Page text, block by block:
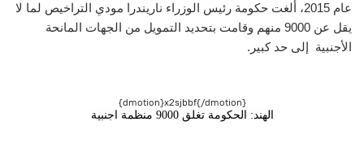
عام 2015، ألغت حكومة رئيس الوزراء ناريندرا مودي التراخيص لما لا
يقل عن 9000 منهم وقامت بتحديد التمويل من الجهات المانحة
الأجنبية إلى حد كبير.
{dmotion}x2sjbbf{/dmotion}
الهند: الحكومة تغلق 9000 منظمة اجنبية